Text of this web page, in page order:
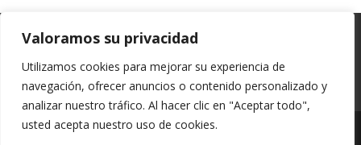
Valoramos su privacidad
Utilizamos cookies para mejorar su experiencia de
navegación, ofrecer anuncios o contenido personalizado y
analizar nuestro tráfico. Al hacer clic en "Aceptar todo",
usted acepta nuestro uso de cookies.
Garantia y Autenticidad
Política de Privacidad
Políticas de Cookies
Mi cuenta